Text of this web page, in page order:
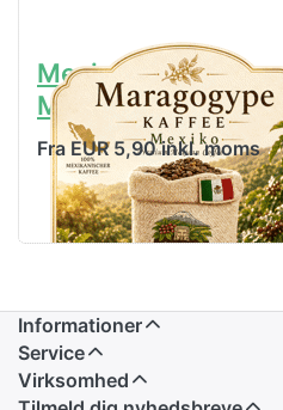
Mexico
Maragogype
Fra EUR 5,90 inkl. moms
Informationer
Service
Virksomhed